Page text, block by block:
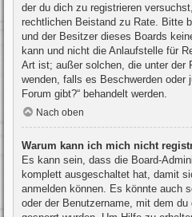
der du dich zu registrieren
rechtlichen Beistand zu Rate. Bitte
und der Besitzer dieses Boards
kann und nicht die Anlaufstelle für
Art ist; außer solchen, die unter der
wenden, falls es Beschwerden oder
Forum gibt?“ behandelt werden.
Nach oben
Warum kann ich mich nicht
Es kann sein, dass die Board-
komplett ausgeschaltet hat, damit
anmelden können. Es könnte auch
oder der Benutzername, mit dem